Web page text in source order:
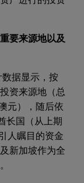
要来源地以及
据显示，按
资来源地（总
元），随后依
长国（从上期
人瞩目的资金
新加坡作为全